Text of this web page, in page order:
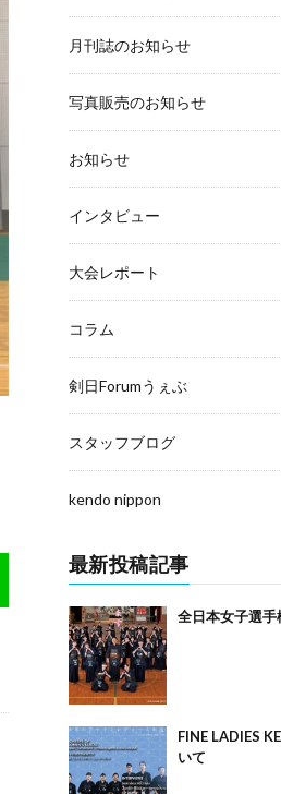
月刊誌のお知らせ
写真販売のお知らせ
お知らせ
インタビュー
大会レポート
コラム
剣日Forumうぇぶ
スタッフブログ
kendo nippon
最新投稿記事
全日本女子選手
FINE LADIES
いて